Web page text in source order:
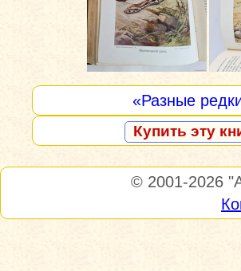
«Разные
Купить эту
© 2001-2026